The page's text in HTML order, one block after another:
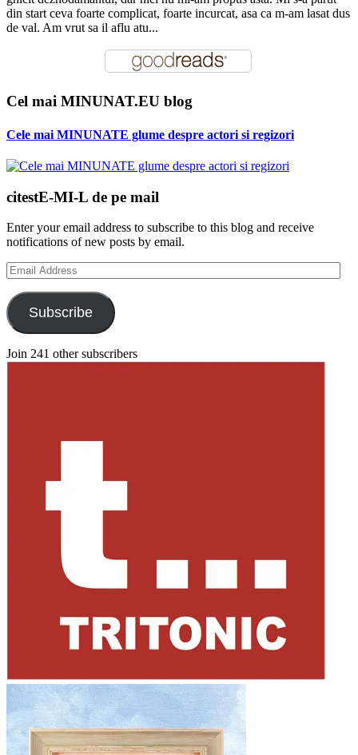
din start ceva foarte complicat, foarte incurcat, asa ca m-am lasat dus
de val. Am vrut sa il aflu atu...
Cel mai MINUNAT.EU blog
Cele mai MINUNATE glume despre actori si regizori
citestE-MI-L de pe mail
Enter your email address to subscribe to this blog and receive
notifications of new posts by email.
Email
Address
Subscribe
Join 241 other subscribers